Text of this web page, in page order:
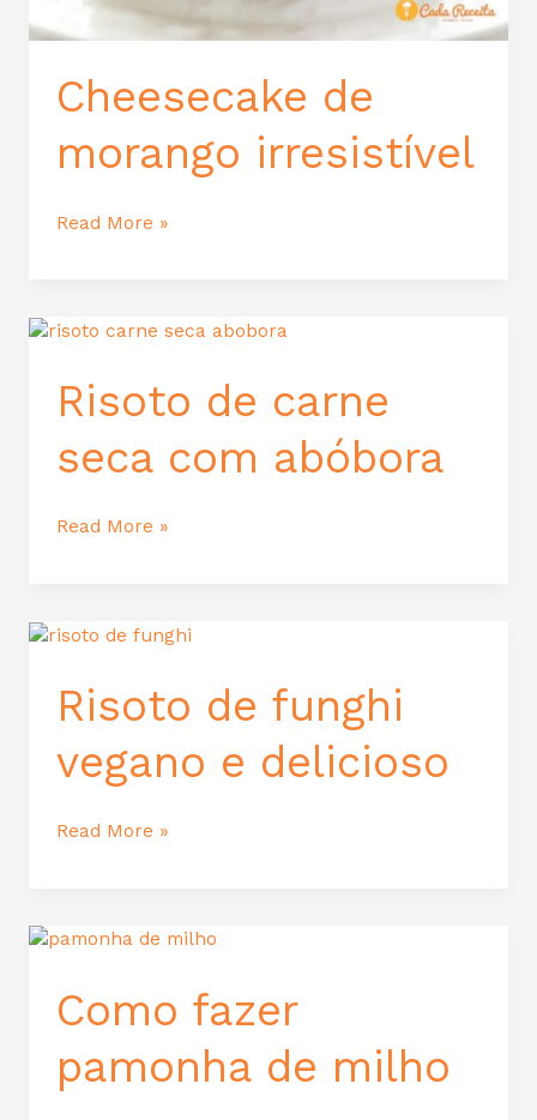
Cheesecake de
morango irresistível
Read More »
Risoto de carne
seca com abóbora
Risoto
carne
seca
abóbora
Read More »
Risoto de funghi
vegano e delicioso
Risoto
funghi
vegano
delicioso
Read More »
Como fazer
pamonha de milho
Como
pamonha
de